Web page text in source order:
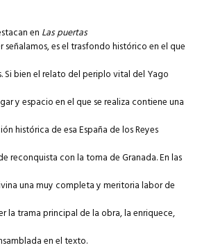
en Las puertas
señalamos, es el trasfondo histórico en el que
Si bien el relato del periplo vital del Yago
y espacio en el que se realiza contiene una
histórica de esa España de los Reyes
reconquista con la toma de Granada. En las
una muy completa y meritoria labor de
la trama principal de la obra, la enriquece,
en el texto.